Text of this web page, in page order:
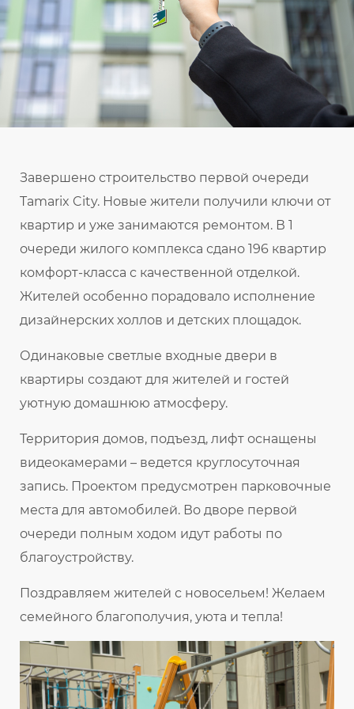
Завершено строительство первой очереди
Tamarix City. Новые жители получили ключи от
квартир и уже занимаются ремонтом. В 1
очереди жилого комплекса сдано 196 квартир
комфорт-класса с качественной отделкой.
Жителей особенно порадовало исполнение
дизайнерских холлов и детских площадок.
Одинаковые светлые входные двери в
квартиры создают для жителей и гостей
уютную домашнюю атмосферу.
Территория домов, подъезд, лифт оснащены
видеокамерами – ведется круглосуточная
запись. Проектом предусмотрен парковочные
места для автомобилей. Во дворе первой
очереди полным ходом идут работы по
благоустройству.
Поздравляем жителей с новосельем! Желаем
семейного благополучия, уюта и тепла!